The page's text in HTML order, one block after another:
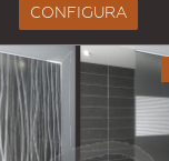
CONFIGURA